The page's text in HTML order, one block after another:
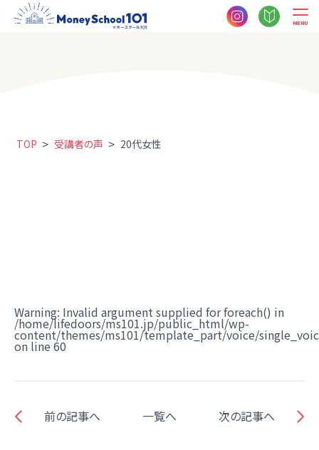
MENU
TOP > 受講者の声 > 20代女性
Warning: Invalid argument supplied for foreach() in
/home/lifedoors/ms101.jp/public_html/wp-
content/themes/ms101/template_part/voice/
on line 60
前の記事へ 一覧へ 次の記事へ